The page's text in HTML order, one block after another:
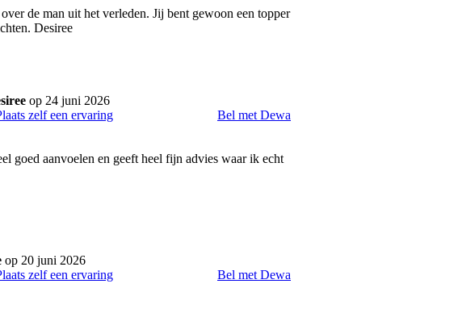
de man uit het verleden. Jij bent gewoon een topper
Desiree
op 24 juni 2026
zelf een ervaring
Bel met Dewa
goed aanvoelen en geeft heel fijn advies waar ik echt
op 20 juni 2026
zelf een ervaring
Bel met Dewa